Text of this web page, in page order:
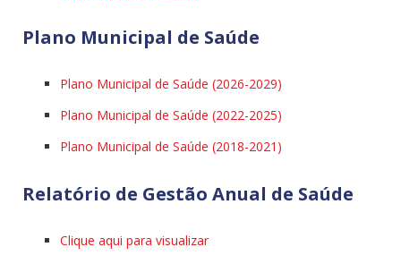
Plano Municipal de Saúde
Plano Municipal de Saúde (2026-2029)
Plano Municipal de Saúde (2022-2025)
Plano Municipal de Saúde (2018-2021)
Relatório de Gestão Anual de Saúde
Clique aqui para visualizar